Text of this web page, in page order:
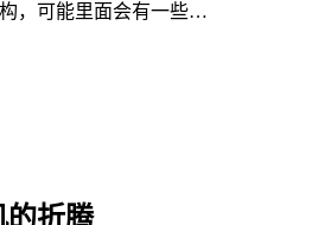
，可能里面会有一些…
的折腾